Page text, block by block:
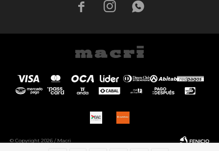
  
© Copyright 2026 / Macri